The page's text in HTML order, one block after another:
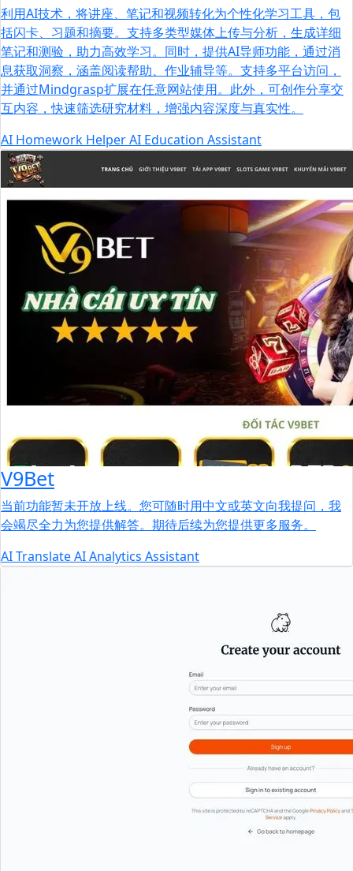
利用AI技术，将讲座、笔记和视频转化为个性化学习工具，包
括闪卡、习题和摘要。支持多类型媒体上传与分析，生成详细
笔记和测验，助力高效学习。同时，提供AI导师功能，通过消
息获取洞察，涵盖阅读帮助、作业辅导等。支持多平台访问，
并通过Mindgrasp扩展在任意网站使用。此外，可创作分享交
互内容，快速筛选研究材料，增强内容深度与真实性。
AI Homework HelperAI Education Assistant
V9Bet
当前功能暂未开放上线。您可随时用中文或英文向我提问，我
会竭尽全力为您提供解答。期待后续为您提供更多服务。
AITranslateAI Analytics Assistant